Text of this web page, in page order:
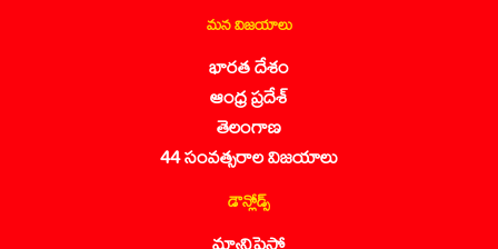
మన విజయాలు
భారత దేశం
ఆంధ్ర ప్రదేశ్
తెలంగాణ
44 సంవత్సరాల విజయాలు
డౌన్లోడ్స్